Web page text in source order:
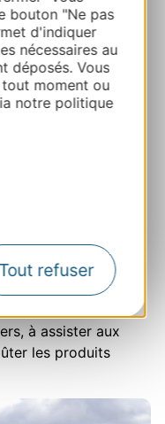
bouton "Ne pas
d'indiquer
nécessaires au
déposés. Vous
moment ou
notre politique
Tout refuser
vers les
à plus de 900
ariégeoises
vaches et
ouvertes,
Les vallées du
y consacrent
noir marchent cinq
Luzech, où elles
: une
le risque
avec les
à assister aux
les produits